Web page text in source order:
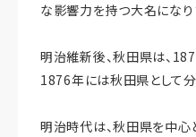
な影響力を持つ大名になり
明治維新後、秋田県は、
1876年には秋田県として分
明治時代は、秋田県を中心